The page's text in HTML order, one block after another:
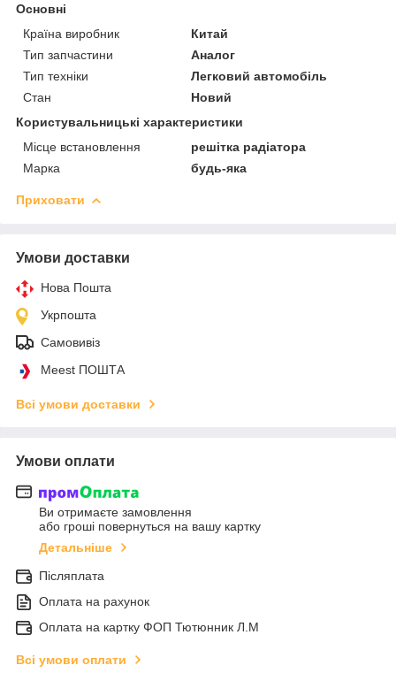
Основні
Країна виробник
Китай
Тип запчастини
Аналог
Тип техніки
Легковий автомобіль
Стан
Новий
Користувальницькі характеристики
Місце встановлення
решітка радіатора
Марка
будь-яка
Приховати
Умови доставки
Нова Пошта
Укрпошта
Самовивіз
Meest ПОШТА
Всі умови доставки
Умови оплати
Ви отримаєте замовлення
або гроші повернуться на вашу картку
Детальніше
Післяплата
Оплата на рахунок
Оплата на картку ФОП Тютюнник Л.М
Всі умови оплати